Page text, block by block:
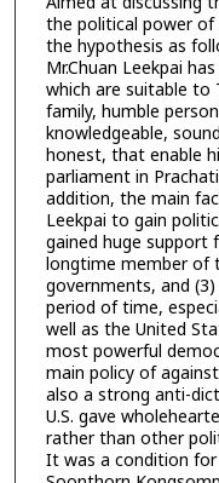
the political power of
the hypothesis as
Mr.Chuan Leekpai
which are suitable to
family, humble
knowledgeable,
honest, that enable
parliament in
addition, the main
Leekpai to gain
gained huge support
longtime member of
governments, and
period of time,
well as the United
most powerful
main policy of
also a strong anti-
U.S. gave
rather than other
It was a condition for